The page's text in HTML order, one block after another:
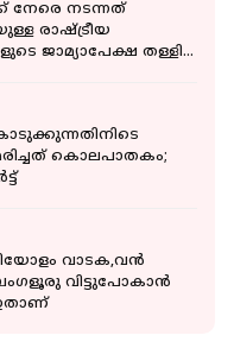
നേരെ നടന്നത്
രാഷ്ട്രീയ
ജാമ്യാപേക്ഷ തള്ളി
കൊലപാതകം;
വാടക,വന്‍
വിട്ടുപോകാന്‍